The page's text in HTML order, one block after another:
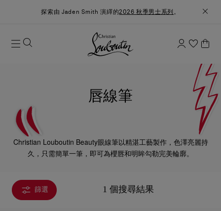
探索由 Jaden Smith 演繹的2026 秋季男士系列 。
唇線筆
Christian Louboutin Beauty眼線筆以精湛工藝製作，色澤亮麗持
久，只需簡單一筆，即可為櫻唇和明眸勾勒完美輪廓。
篩選 1 個搜尋結果